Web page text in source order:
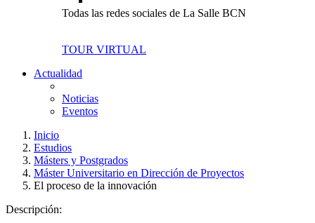
Todas las redes sociales de La Salle BCN
TOUR VIRTUAL
Actualidad
Noticias
Eventos
Inicio
Estudios
Másters y Postgrados
Máster Universitario en Dirección de Proyectos
El proceso de la innovación
Descripción: